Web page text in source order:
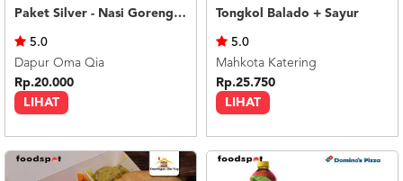
ABOUT
BLOG
TERMS
Paket Silver - Nasi Goreng Nanas Geprek Mozza
LIHAT
5.0
Dapur Oma Qia
Rp.20.000
Tongkol Balado + Sayur
LIHAT
5.0
Mahkota Katering
Rp.25.750